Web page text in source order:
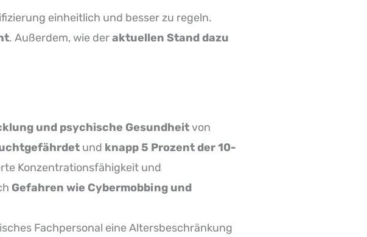
einheitlich und besser zu regeln.
. Außerdem, wie deraktuellen Stand dazu
und psychische Gesundheitvon
und knapp 5 Prozent der 10-
Konzentrationsfähigkeit und
Gefahren wie Cybermobbing und
Fachpersonal eine Altersbeschränkung